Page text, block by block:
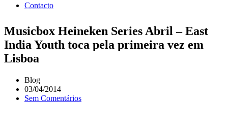
Contacto
Musicbox Heineken Series Abril – East
India Youth toca pela primeira vez em
Lisboa
Blog
03/04/2014
Sem Comentários